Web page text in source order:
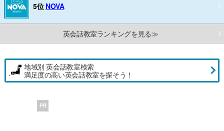
5位 NOVA
英会話教室ランキングを見る≫
地域別 英会話教室検索
満足度の高い英会話教室を探そう！
PR